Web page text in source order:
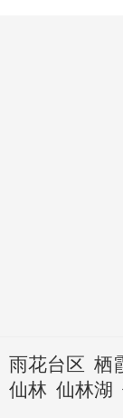
雨花台区 栖
仙林 仙林湖